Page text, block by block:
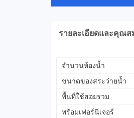
รายละเอียดและคุณ
จำนวนห้องน้ำ
ขนาดของสระว่ายน้ำ
พื้นที่ใช้สอยรวม
พร้อมเฟอร์นิเจอร์